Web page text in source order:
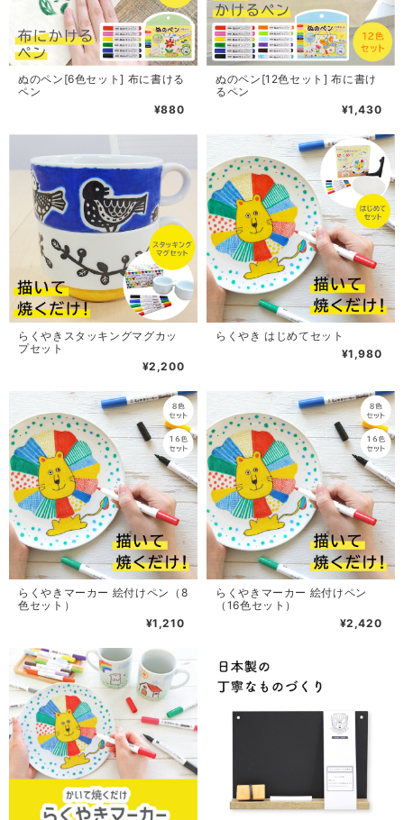
ぬのペン[6色セット] 布に書ける
ペン
¥880
ぬのペン[12色セット] 布に書け
るペン
¥1,430
らくやきスタッキングマグカッ
プセット
¥2,200
らくやき はじめてセット
¥1,980
らくやきマーカー 絵付けペン（8
色セット）
¥1,210
らくやきマーカー 絵付けペン
（16色セット）
¥2,420